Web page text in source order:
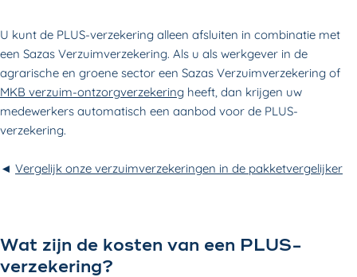
U kunt de PLUS-verzekering alleen afsluiten in combinatie met
een Sazas Verzuimverzekering. Als u als werkgever in de
agrarische en groene sector een Sazas Verzuimverzekering of
MKB verzuim-ontzorgverzekering heeft, dan krijgen uw
medewerkers automatisch een aanbod voor de PLUS-
verzekering.
◄ Vergelijk onze verzuimverzekeringen in de pakketvergelijker
Wat zijn de kosten van een PLUS-
verzekering?